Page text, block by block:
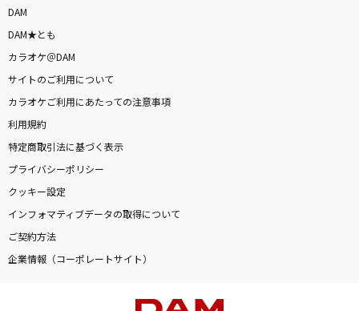
DAM
DAM★とも
カラオケ＠DAM
サイトのご利用について
カラオケご利用にあたっての注意事項
利用規約
特定商取引法に基づく表示
プライバシーポリシー
クッキー設定
インフォマティブデータの取得について
ご契約方法
企業情報（コーポレートサイト）